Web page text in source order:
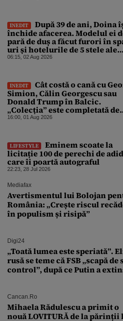
INEDIT
După 39 de ani, Doina
închide afacerea. Modelul ei
pară de duș a făcut furori în
uri și hotelurile de 5 stele ale
lumii. Ce nu a mai mers
06:15, 02 Aug 2026
INEDIT
Cât costă o cană cu
Simion, Călin Georgescu sau
Donald Trump în Balcic.
„Colecția” este completată de
Nicușor Dan, Ceaușescu și
16:00, 01 Aug 2026
LIFESTYLE
Eminem scoate la
licitație 100 de perechi de
care îi poartă autograful
22:23, 28 Jul 2026
Mediafax
Avertismentul lui Bolojan
România: „Crește riscul
în populism și risipă”
Digi24
„Toată lumea este speriată”.
rusă se teme că FSB „scapă de
control”, după ce Putin a
Cancan.ro
Mihaela Rădulescu a primit o
nouă LOVITURĂ de la părinții